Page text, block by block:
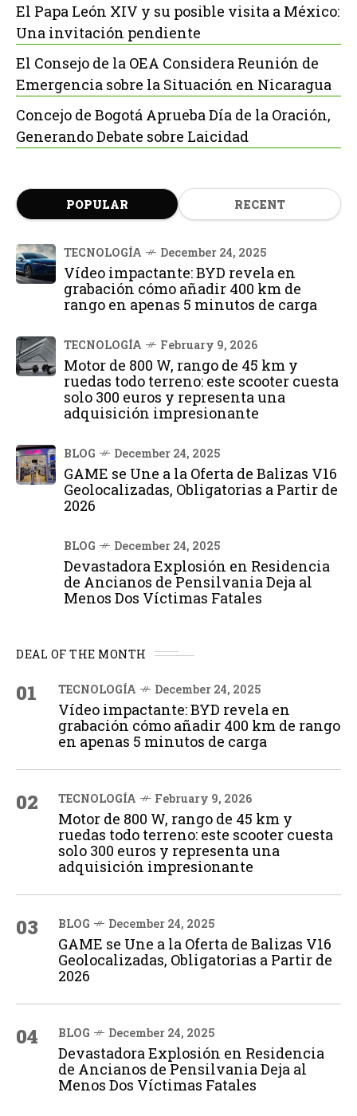
El Papa León XIV y su posible visita a México:
Una invitación pendiente
El Consejo de la OEA Considera Reunión de
Emergencia sobre la Situación en Nicaragua
Concejo de Bogotá Aprueba Día de la Oración,
Generando Debate sobre Laicidad
POPULAR RECENT
TECNOLOGÍA December 24, 2025
Vídeo impactante: BYD revela en
grabación cómo añadir 400 km de
rango en apenas 5 minutos de carga
TECNOLOGÍA February 9, 2026
Motor de 800 W, rango de 45 km y
ruedas todo terreno: este scooter cuesta
solo 300 euros y representa una
adquisición impresionante
BLOG December 24, 2025
GAME se Une a la Oferta de Balizas V16
Geolocalizadas, Obligatorias a Partir de
2026
BLOG December 24, 2025
Devastadora Explosión en Residencia
de Ancianos de Pensilvania Deja al
Menos Dos Víctimas Fatales
DEAL OF THE MONTH
01 TECNOLOGÍA December 24, 2025
Vídeo impactante: BYD revela en
grabación cómo añadir 400 km de rango
en apenas 5 minutos de carga
02 TECNOLOGÍA February 9, 2026
Motor de 800 W, rango de 45 km y
ruedas todo terreno: este scooter cuesta
solo 300 euros y representa una
adquisición impresionante
03 BLOG December 24, 2025
GAME se Une a la Oferta de Balizas V16
Geolocalizadas, Obligatorias a Partir de
2026
04 BLOG December 24, 2025
Devastadora Explosión en Residencia
de Ancianos de Pensilvania Deja al
Menos Dos Víctimas Fatales